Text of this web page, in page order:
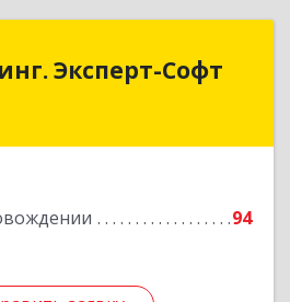
Эксперт-Софт
94
Эксперт-Софт
обл, Тобольск г, 7-й мкр,